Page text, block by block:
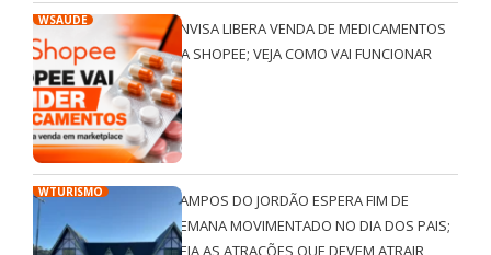
WSAÚDE
ANVISA LIBERA VENDA DE MEDICAMENTOS
NA SHOPEE; VEJA COMO VAI FUNCIONAR
WTURISMO
CAMPOS DO JORDÃO ESPERA FIM DE
SEMANA MOVIMENTADO NO DIA DOS PAIS;
VEJA AS ATRAÇÕES QUE DEVEM ATRAIR